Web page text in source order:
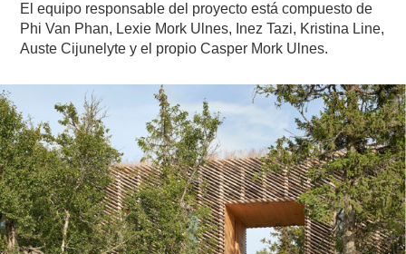
El equipo responsable del proyecto está compuesto de
Phi Van Phan, Lexie Mork Ulnes, Inez Tazi, Kristina Line,
Auste Cijunelyte y el propio Casper Mork Ulnes.